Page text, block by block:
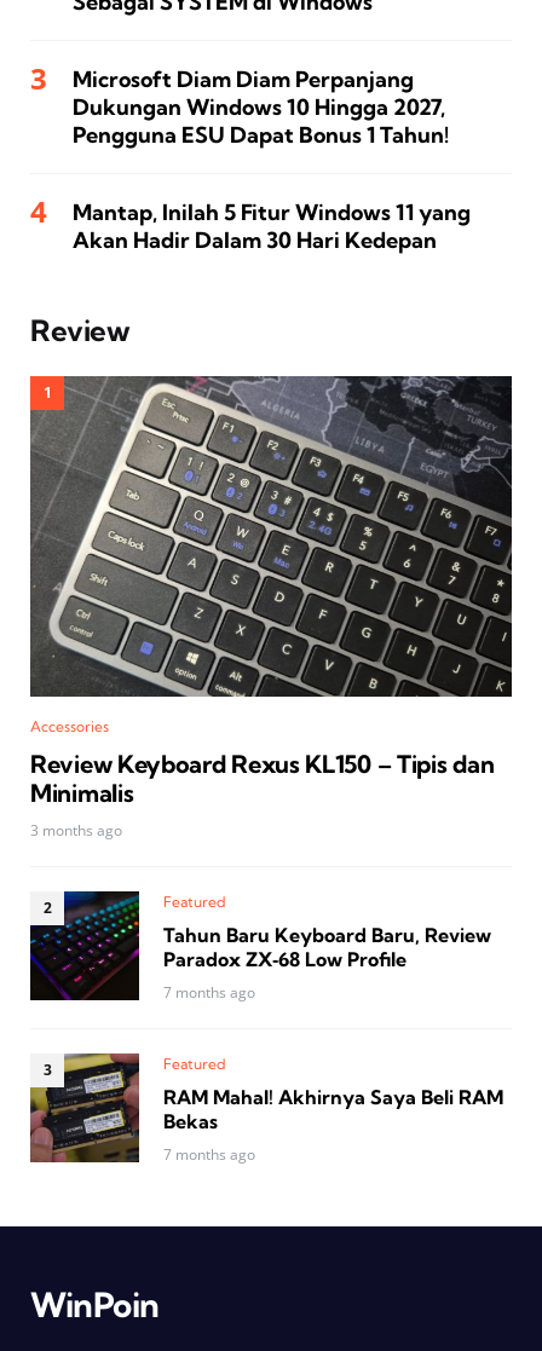
Microsoft Diam Diam Perpanjang
Dukungan Windows 10 Hingga 2027,
Pengguna ESU Dapat Bonus 1 Tahun!
Mantap, Inilah 5 Fitur Windows 11 yang
Akan Hadir Dalam 30 Hari Kedepan
Review
Accessories
Review Keyboard Rexus KL150 – Tipis dan
Minimalis
3 months ago
Featured
Tahun Baru Keyboard Baru, Review
Paradox ZX‑68 Low Profile
7 months ago
Featured
RAM Mahal! Akhirnya Saya Beli RAM
Bekas
7 months ago
WinPoin